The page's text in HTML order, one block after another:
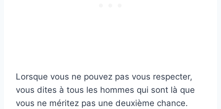
Lorsque vous ne pouvez pas vous respecter,
vous dites à tous les hommes qui sont là que
vous ne méritez pas une deuxième chance.